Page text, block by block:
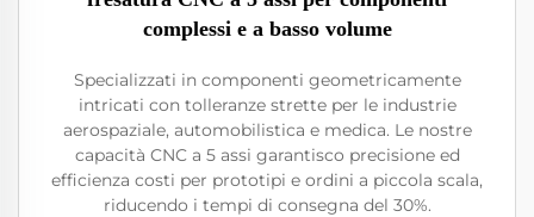
complessi e a basso volume
Specializzati in componenti geometricamente
intricati con tolleranze strette per le industrie
aerospaziale, automobilistica e medica. Le nostre
capacità CNC a 5 assi garantisco precisione ed
efficienza costi per prototipi e ordini a piccola scala,
riducendo i tempi di consegna del 30%.